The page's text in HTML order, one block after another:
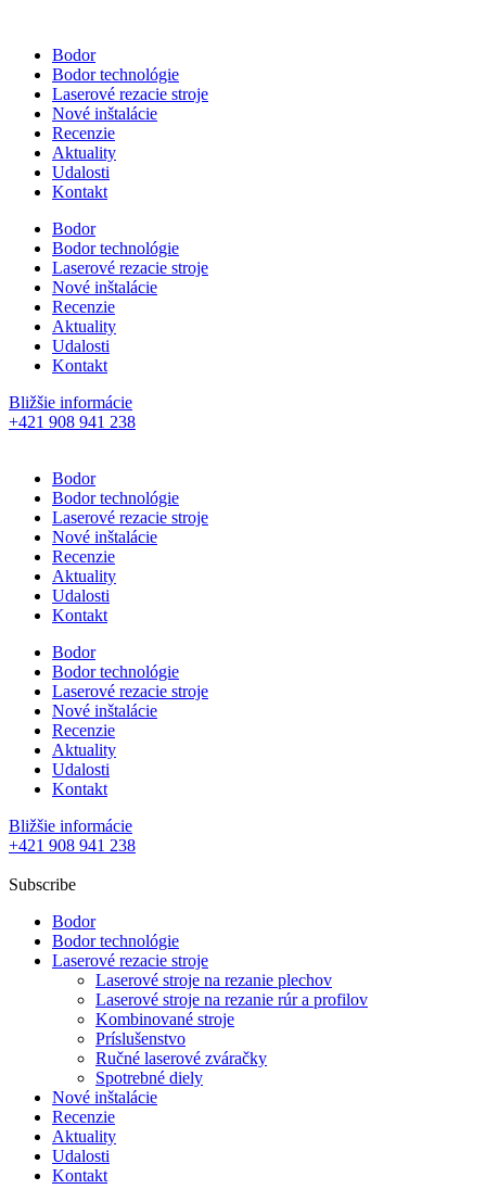
Bodor
Bodor technológie
Laserové rezacie stroje
Nové inštalácie
Recenzie
Aktuality
Udalosti
Kontakt
Bodor
Bodor technológie
Laserové rezacie stroje
Nové inštalácie
Recenzie
Aktuality
Udalosti
Kontakt
Bližšie informácie
+421 908 941 238
Bodor
Bodor technológie
Laserové rezacie stroje
Nové inštalácie
Recenzie
Aktuality
Udalosti
Kontakt
Bodor
Bodor technológie
Laserové rezacie stroje
Nové inštalácie
Recenzie
Aktuality
Udalosti
Kontakt
Bližšie informácie
+421 908 941 238
Subscribe
Bodor
Bodor technológie
Laserové rezacie stroje
Laserové stroje na rezanie plechov
Laserové stroje na rezanie rúr a profilov
Kombinované stroje
Príslušenstvo
Ručné laserové zváračky
Spotrebné diely
Nové inštalácie
Recenzie
Aktuality
Udalosti
Kontakt